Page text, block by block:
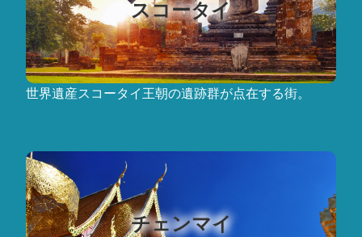
スコータイ
世界遺産スコータイ王朝の遺跡群が点在する街。
チェンマイ